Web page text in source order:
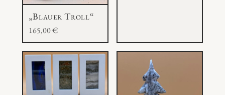
„Blauer Troll“
165,00€